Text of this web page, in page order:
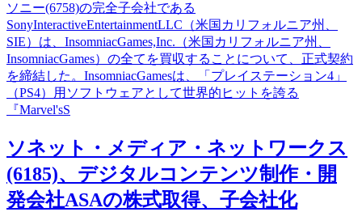
ソニー(6758)の完全子会社である
SonyInteractiveEntertainmentLLC（米国カリフォルニア州、
SIE）は、InsomniacGames,Inc.（米国カリフォルニア州、
InsomniacGames）の全てを買収することについて、正式契約
を締結した。InsomniacGamesは、「プレイステーション4」
（PS4）用ソフトウェアとして世界的ヒットを誇る
『Marvel'sS
ソネット・メディア・ネットワークス
(6185)、デジタルコンテンツ制作・開
発会社ASAの株式取得、子会社化